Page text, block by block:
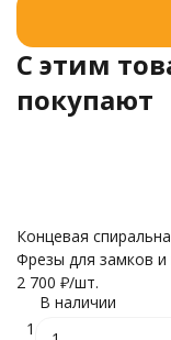
C этим
покупают
Концевая
Фрезы для замков и
2 700 ₽/шт.
В наличии
1